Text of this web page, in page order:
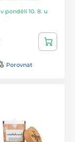
v pondělí 10. 8. u
Porovnat